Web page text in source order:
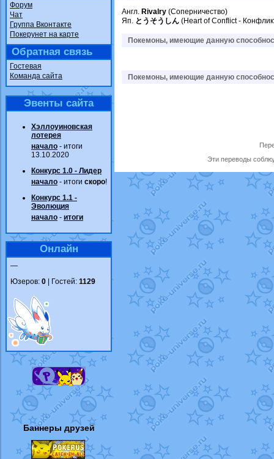
Форум
Чат
Группа Вконтакте
Покерунет на карте
Обратная связь
Гостевая
Команда сайта
Эвенты сайта
Хэллоуиновская
лотерея
начало - итоги
13.10.2020
Конкурс 1.0 - Лидер
начало - итоги скоро!
Конкурс 1.1 -
Эволюция
начало - итоги
Онлайн
—
Юзеров: 0 | Гостей: 1129
Баннеры друзей
Англ. Rivalry (Соперничество)
Яп. とうそうしん (Heart of Conflict -
Покемоны, имеющие данную
Покемоны, имеющие данную
Эти переводы